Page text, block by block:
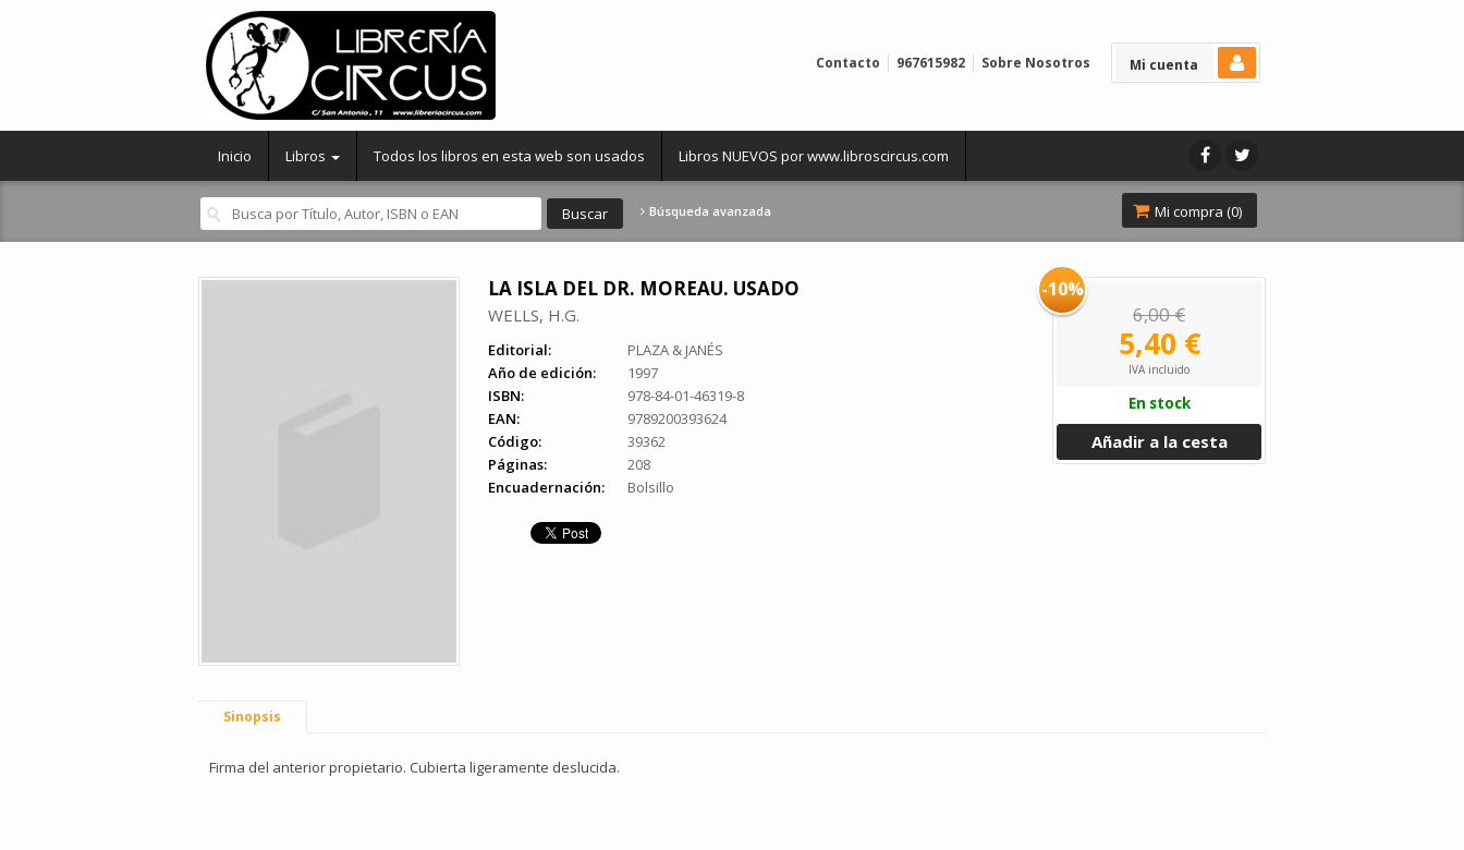
Mi cuenta
Contacto 967615982 Sobre Nosotros
Inicio Libros Todos los libros en esta web son usados Libros NUEVOS por www.libroscircus.com
Búsqueda avanzada Mi compra (0)
LA ISLA DEL DR. MOREAU. USADO
WELLS, H.G.
Editorial:
PLAZA & JANÉS
Año de edición:
1997
ISBN:
978-84-01-46319-8
EAN:
9789200393624
Código:
39362
Páginas:
208
Encuadernación:
Bolsillo
-10%
6,00 €
5,40 €
IVA incluido
En stock
Añadir a la cesta
Sinopsis
Firma del anterior propietario. Cubierta ligeramente deslucida.